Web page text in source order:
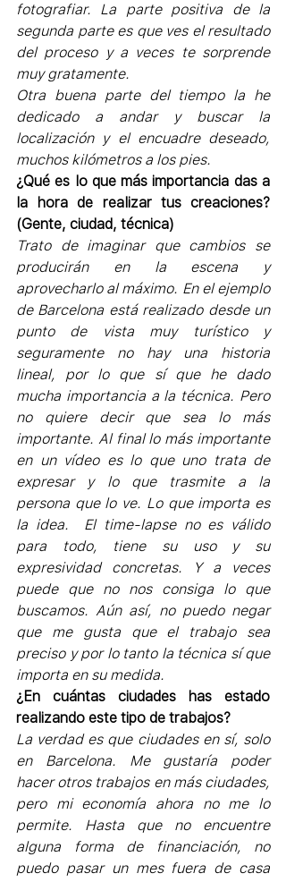
fotografiar. La parte positiva de la
segunda parte es que ves el resultado
del proceso y a veces te sorprende
muy gratamente.
Otra buena parte del tiempo la he
dedicado a andar y buscar la
localización y el encuadre deseado,
muchos kilómetros a los pies.
¿Qué es lo que más importancia das a
la hora de realizar tus creaciones?
(Gente, ciudad, técnica)
Trato de imaginar que cambios se
producirán en la escena y
aprovecharlo al máximo. En el ejemplo
de Barcelona está realizado desde un
punto de vista muy turístico y
seguramente no hay una historia
lineal, por lo que sí que he dado
mucha importancia a la técnica. Pero
no quiere decir que sea lo más
importante. Al final lo más importante
en un vídeo es lo que uno trata de
expresar y lo que trasmite a la
persona que lo ve. Lo que importa es
la idea.  El time-lapse no es válido
para todo, tiene su uso y su
expresividad concretas. Y a veces
puede que no nos consiga lo que
buscamos. Aún así, no puedo negar
que me gusta que el trabajo sea
preciso y por lo tanto la técnica sí que
importa en su medida.
¿En cuántas ciudades has estado
realizando este tipo de trabajos?
La verdad es que ciudades en sí, solo
en Barcelona. Me gustaría poder
hacer otros trabajos en más ciudades,
pero mi economía ahora no me lo
permite. Hasta que no encuentre
alguna forma de financiación, no
puedo pasar un mes fuera de casa